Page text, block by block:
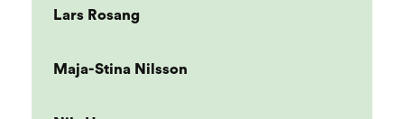
Lars Rosang
Maja-Stina Nilsson